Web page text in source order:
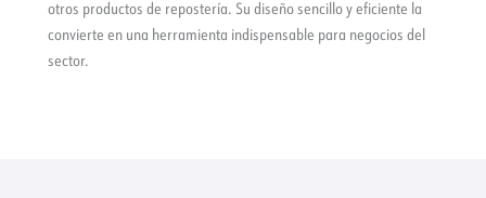
otros productos de repostería. Su diseño sencillo y eficiente la
convierte en una herramienta indispensable para negocios del
sector.